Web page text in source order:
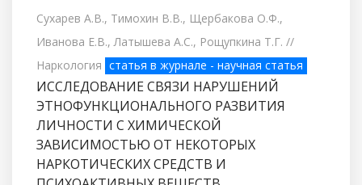
Сухарев А.В., Тимохин В.В., Щербакова О.Ф.,
Иванова Е.В., Латышева А.С., Рощупкина Т.Г. //
Наркология статья в журнале - научная статья
ИССЛЕДОВАНИЕ СВЯЗИ НАРУШЕНИЙ
ЭТНОФУНКЦИОНАЛЬНОГО РАЗВИТИЯ
ЛИЧНОСТИ С ХИМИЧЕСКОЙ
ЗАВИСИМОСТЬЮ ОТ НЕКОТОРЫХ
НАРКОТИЧЕСКИХ СРЕДСТВ И